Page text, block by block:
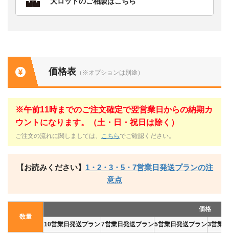
価格表 （※オプションは別途）
※午前11時までのご注文確定で翌営業日からの納期カ
ウントになります。（土・日・祝日は除く）
ご注文の流れに関しましては、 こちら でご確認ください。
【お読みください】 1・2・3・5・7営業日発送プランの注
意点
数量
価格
10営業日発送プラン7営業日発送プラン5営業日発送プラン3営業